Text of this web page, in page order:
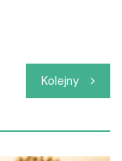
Kolejny